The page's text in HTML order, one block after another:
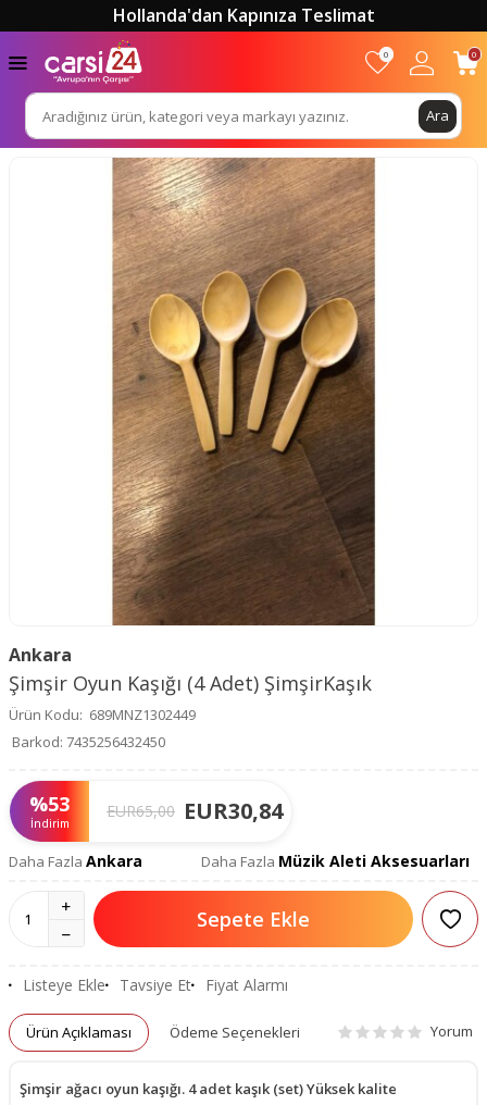
Hollanda'dan Kapınıza Teslimat
Ara
0 0
Ankara
Şimşir Oyun Kaşığı (4 Adet) ŞimşirKaşık
Ürün Kodu: 689MNZ1302449
Barkod: 7435256432450
%53
İndirim
EUR65,00 EUR30,84
Daha Fazla Ankara Daha Fazla Müzik Aleti Aksesuarları
Sepete Ekle
Listeye Ekle Tavsiye Et Fiyat Alarmı
Ürün Açıklaması Ödeme Seçenekleri Yorum
Şimşir ağacı oyun kaşığı. 4 adet kaşık (set) Yüksek kalite